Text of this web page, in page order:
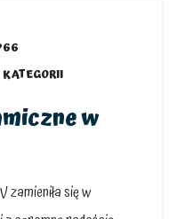
w
zamieniła się w